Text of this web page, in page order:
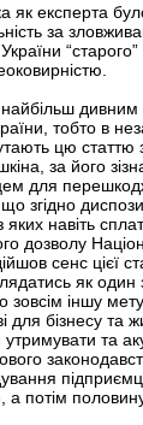
як експерта
за
дивним
тобто в
цю
за його
для
згідно
яких навіть
дозволу
сенс цієї
як
зовсім іншу
для бізнесу
та
потім